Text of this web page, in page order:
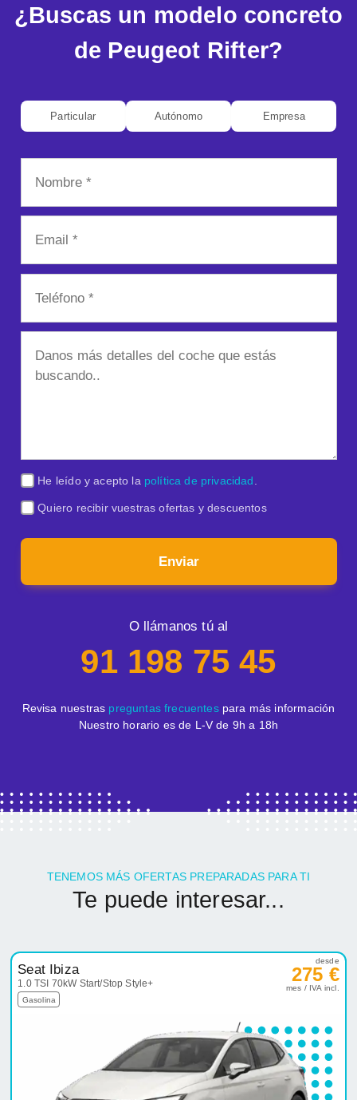
¿Buscas un modelo concreto
de Peugeot Rifter?
Particular Autónomo Empresa
He leído y acepto la política de privacidad.
Quiero recibir vuestras ofertas y descuentos
Enviar
O llámanos tú al
91 198 75 45
Revisa nuestras preguntas frecuentespara más información
Nuestro horario es de L-V de 9h a 18h
TENEMOS MÁS OFERTAS PREPARADAS PARA TI
Te puede interesar...
Seat Ibiza
1.0 TSI 70kW Start/Stop Style+
Gasolina
desde
275 €
mes / IVA incl.